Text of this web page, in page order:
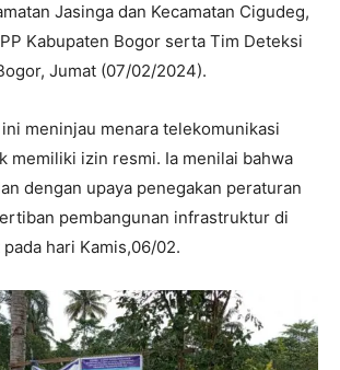
Jasinga dan Kecamatan Cigudeg,
Kabupaten Bogor serta Tim Deteksi
Jumat (07/02/2024).
meninjau menara telekomunikasi
memiliki izin resmi. Ia menilai bahwa
dengan upaya penegakan peraturan
pembangunan infrastruktur di
hari Kamis,06/02.